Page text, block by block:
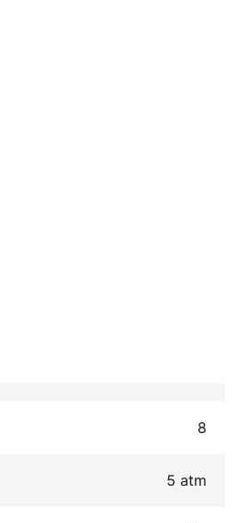
8
5 atm